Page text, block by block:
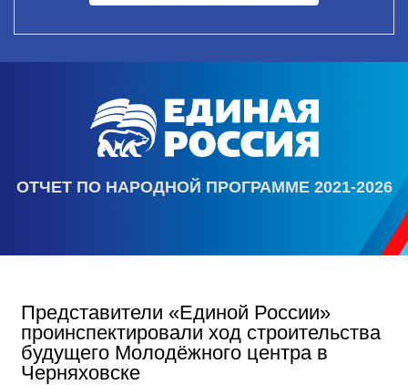
ОТЧЕТ ПО НАРОДНОЙ ПРОГРАММЕ 2021-2026
Представители «Единой России»
проинспектировали ход строительства
будущего Молодёжного центра в
Черняховске